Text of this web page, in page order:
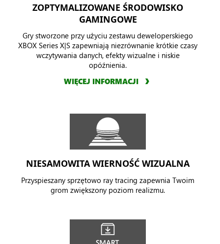
ZOPTYMALIZOWANE ŚRODOWISKO
GAMINGOWE
Gry stworzone przy użyciu zestawu deweloperskiego
XBOX Series X|S zapewniają niezrównanie krótkie czasy
wczytywania danych, efekty wizualne i niskie
opóźnienia.
WIĘCEJ INFORMACJI
NIESAMOWITA WIERNOŚĆ WIZUALNA
Przyspieszany sprzętowo ray tracing zapewnia Twoim
grom zwiększony poziom realizmu.